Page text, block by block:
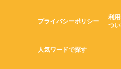
プライバシーポリシー
利
つ
人気ワードで探す